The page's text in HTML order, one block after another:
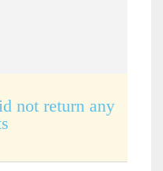
not return any